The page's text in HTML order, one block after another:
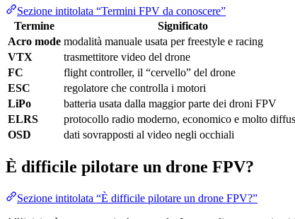
Sezione intitolata “Termini FPV da conoscere”
Termine
Significato
Acro mode modalità manuale usata per freestyle e racing
VTX
trasmettitore video del drone
FC
flight controller, il “cervello” del drone
ESC
regolatore che controlla i motori
LiPo
batteria usata dalla maggior parte dei droni FPV
ELRS
protocollo radio moderno, economico e molto
OSD
dati sovrapposti al video negli occhiali
È difficile pilotare un drone FPV?
Sezione intitolata “È difficile pilotare un drone FPV?”